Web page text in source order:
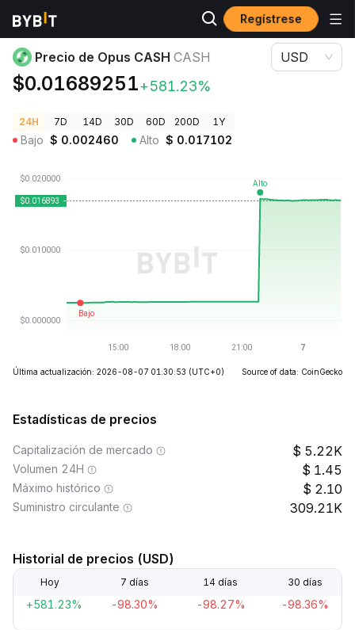
Regístrese
Precios de Criptomonedas Precio de Opus CASH CASH
Precio de Opus CASH CASH
$0.01689251+581.23%
USD
24H 7D 14D 30D 60D 200D 1Y
Bajo $ 0.002460 Alto $ 0.017102
Última actualización: 2026-08-07 01:30:53 (UTC+0) Source of data: CoinGecko
Estadísticas de precios
Capitalización de mercado 5.22K
Volumen 24H 1.45
Máximo histórico 2.10
Suministro circulante 309.21K
Historial de precios (USD)
Hoy 7 días 14 días 30 días
+581.23% -98.30% -98.27% -98.36%